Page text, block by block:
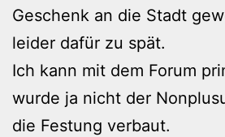
Geschenk an die Stadt
leider dafür zu spät.
Ich kann mit dem Forum
wurde ja nicht der
die Festung verbaut.